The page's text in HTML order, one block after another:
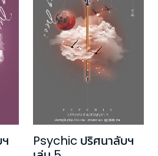
Psychic ปริศนาลับฯ